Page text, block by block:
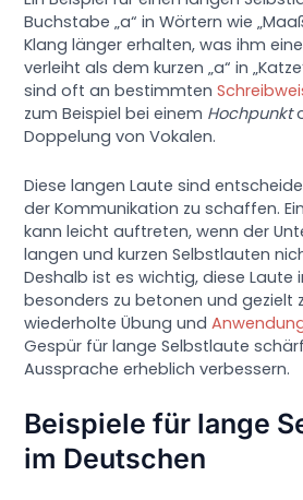
Buchstabe „a“ in Wörtern wie
Klang länger erhalten, was ihm
verleiht als dem kurzen „a“ in
sind oft an bestimmten
zum Beispiel bei einem Hochpunkt
Doppelung von Vokalen.
Diese langen Laute sind
der Kommunikation zu schaffen.
kann leicht auftreten, wenn der
langen und kurzen Selbstlauten
Deshalb ist es wichtig, diese Laute
besonders zu betonen und gezielt
wiederholte Übung und
Gespür für lange Selbstlaute
Aussprache erheblich verbessern.
Beispiele für lange
im Deutschen